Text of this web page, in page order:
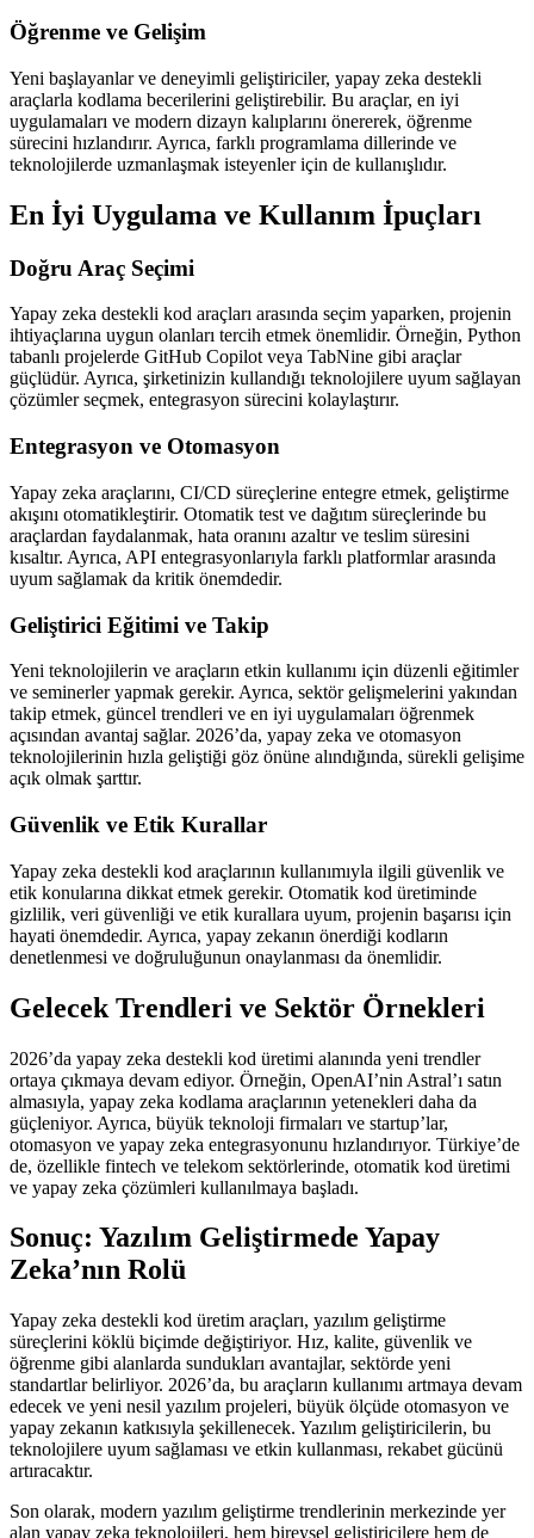
Öğrenme ve Gelişim
Yeni başlayanlar ve deneyimli geliştiriciler, yapay zeka destekli
araçlarla kodlama becerilerini geliştirebilir. Bu araçlar, en iyi
uygulamaları ve modern dizayn kalıplarını önererek, öğrenme
sürecini hızlandırır. Ayrıca, farklı programlama dillerinde ve
teknolojilerde uzmanlaşmak isteyenler için de kullanışlıdır.
En İyi Uygulama ve Kullanım İpuçları
Doğru Araç Seçimi
Yapay zeka destekli kod araçları arasında seçim yaparken, projenin
ihtiyaçlarına uygun olanları tercih etmek önemlidir. Örneğin, Python
tabanlı projelerde GitHub Copilot veya TabNine gibi araçlar
güçlüdür. Ayrıca, şirketinizin kullandığı teknolojilere uyum sağlayan
çözümler seçmek, entegrasyon sürecini kolaylaştırır.
Entegrasyon ve Otomasyon
Yapay zeka araçlarını, CI/CD süreçlerine entegre etmek, geliştirme
akışını otomatikleştirir. Otomatik test ve dağıtım süreçlerinde bu
araçlardan faydalanmak, hata oranını azaltır ve teslim süresini
kısaltır. Ayrıca, API entegrasyonlarıyla farklı platformlar arasında
uyum sağlamak da kritik önemdedir.
Geliştirici Eğitimi ve Takip
Yeni teknolojilerin ve araçların etkin kullanımı için düzenli eğitimler
ve seminerler yapmak gerekir. Ayrıca, sektör gelişmelerini yakından
takip etmek, güncel trendleri ve en iyi uygulamaları öğrenmek
açısından avantaj sağlar. 2026’da, yapay zeka ve otomasyon
teknolojilerinin hızla geliştiği göz önüne alındığında, sürekli gelişime
açık olmak şarttır.
Güvenlik ve Etik Kurallar
Yapay zeka destekli kod araçlarının kullanımıyla ilgili güvenlik ve
etik konularına dikkat etmek gerekir. Otomatik kod üretiminde
gizlilik, veri güvenliği ve etik kurallara uyum, projenin başarısı için
hayati önemdedir. Ayrıca, yapay zekanın önerdiği kodların
denetlenmesi ve doğruluğunun onaylanması da önemlidir.
Gelecek Trendleri ve Sektör Örnekleri
2026’da yapay zeka destekli kod üretimi alanında yeni trendler
ortaya çıkmaya devam ediyor. Örneğin, OpenAI’nin Astral’ı satın
almasıyla, yapay zeka kodlama araçlarının yetenekleri daha da
güçleniyor. Ayrıca, büyük teknoloji firmaları ve startup’lar,
otomasyon ve yapay zeka entegrasyonunu hızlandırıyor. Türkiye’de
de, özellikle fintech ve telekom sektörlerinde, otomatik kod üretimi
ve yapay zeka çözümleri kullanılmaya başladı.
Sonuç: Yazılım Geliştirmede Yapay
Zeka’nın Rolü
Yapay zeka destekli kod üretim araçları, yazılım geliştirme
süreçlerini köklü biçimde değiştiriyor. Hız, kalite, güvenlik ve
öğrenme gibi alanlarda sundukları avantajlar, sektörde yeni
standartlar belirliyor. 2026’da, bu araçların kullanımı artmaya devam
edecek ve yeni nesil yazılım projeleri, büyük ölçüde otomasyon ve
yapay zekanın katkısıyla şekillenecek. Yazılım geliştiricilerin, bu
teknolojilere uyum sağlaması ve etkin kullanması, rekabet gücünü
artıracaktır.
Son olarak, modern yazılım geliştirme trendlerinin merkezinde yer
alan yapay zeka teknolojileri, hem bireysel geliştiricilere hem de